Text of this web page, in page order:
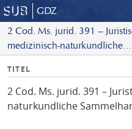
GDZ
2 Cod. Ms. jurid. 391 –
medizinisch-naturkundliche
I
f
o
TITEL
2 Cod. Ms. jurid. 391 –
naturkundliche